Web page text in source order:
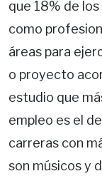
que 18% de
como
áreas para
o proyecto
estudio que
empleo es el
carreras con
son músicos y